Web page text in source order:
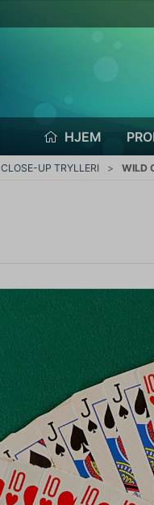
HJEM
CLOSE-UP TRYLLERI WILD